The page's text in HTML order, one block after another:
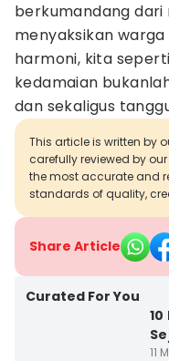
berkumandang
menyaksikan
harmoni, kita
kedamaian
dan sekaligus
This article is written by
carefully reviewed by
the most accurate and
standards of quality,
Share Article
Curated For You
11